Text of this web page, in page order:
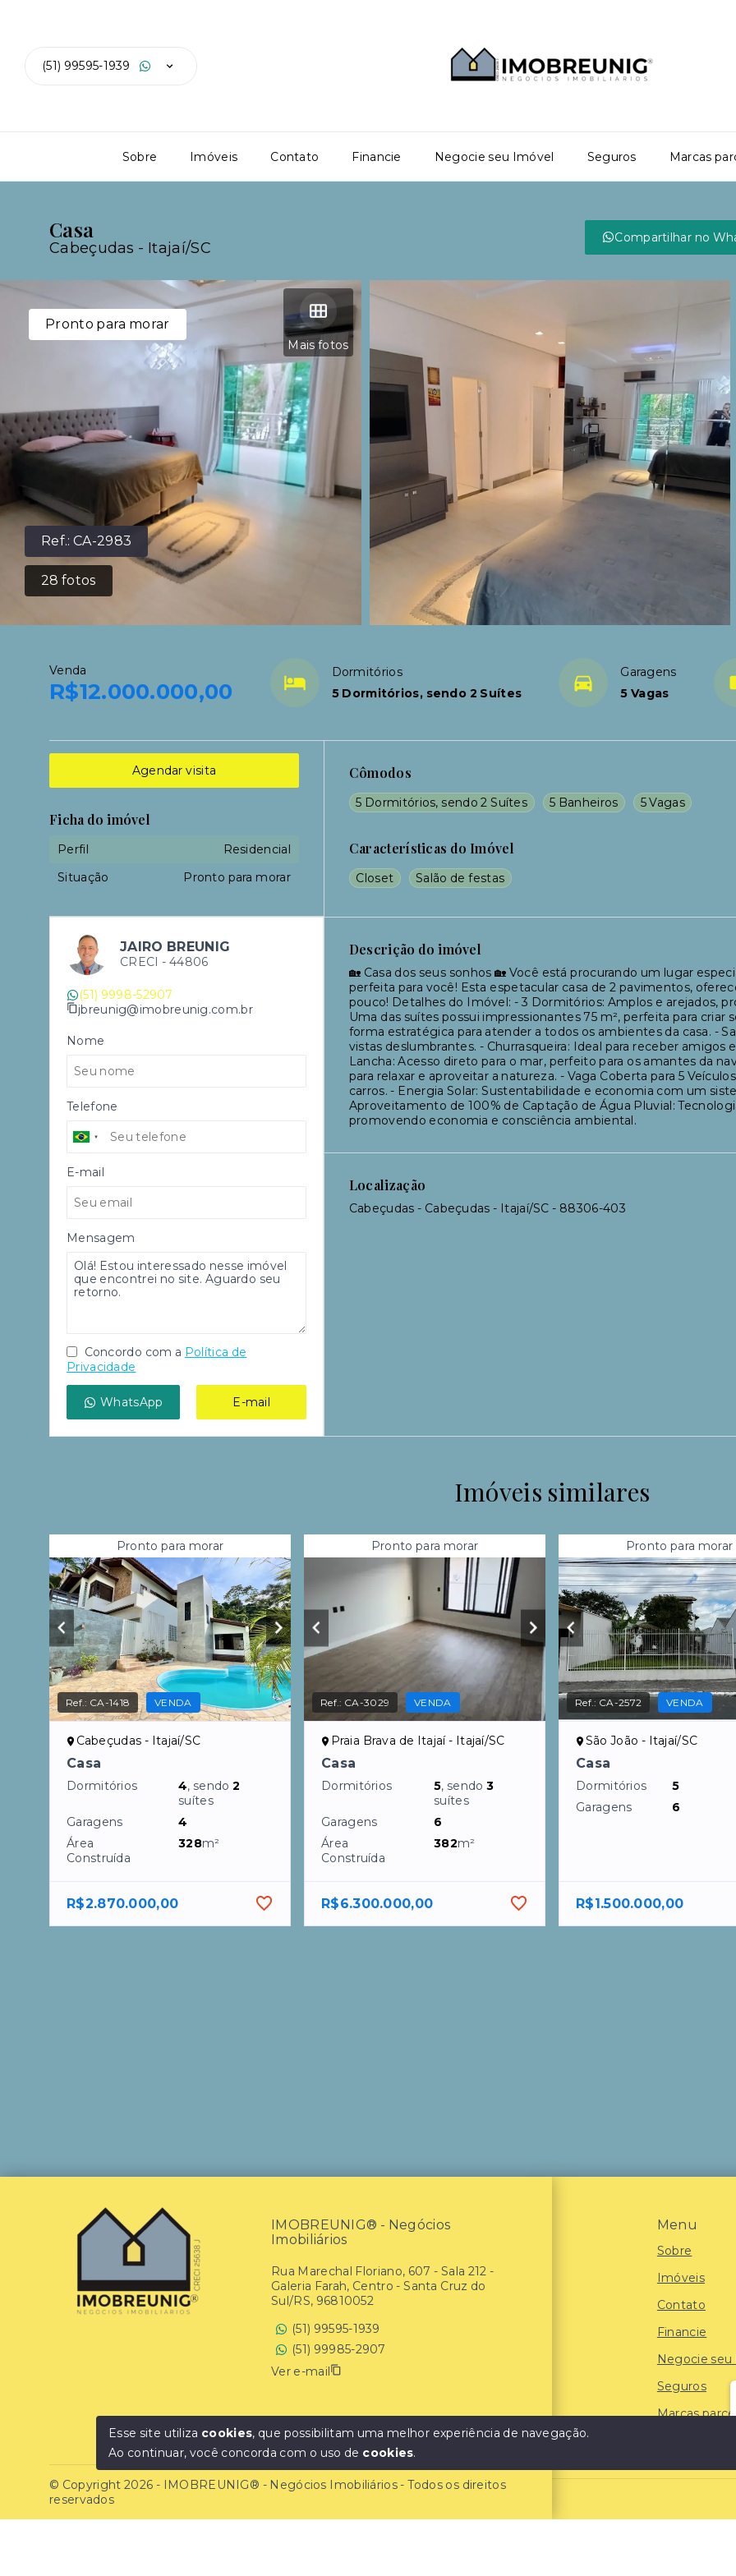
(51) 99595-1939
Sobre Imóveis Contato Financie Negocie seu Imóvel Seguros Marcas
Casa
Cabeçudas - Itajaí/SC
Compartilhar no
Ref.:CA-2983
28 fotos
Mais fotos
Pronto para morar
Venda
R$12.000.000,00
Dormitórios
5 Dormitórios, sendo 2 Suítes
Garagens
5 Vagas
Cômodos
5 Dormitórios, sendo 2 Suítes 5 Banheiros 5 Vagas
Características do Imóvel
Closet Salão de festas
Descrição do imóvel
🏡 Casa dos seus sonhos 🏡 Você está procurando um lugar
perfeita para você! Esta espetacular casa de 2 pavimentos,
pouco! Detalhes do Imóvel: - 3 Dormitórios: Amplos e arejados,
Uma das suítes possui impressionantes 75 m², perfeita para criar
forma estratégica para atender a todos os ambientes da casa. -
vistas deslumbrantes. - Churrasqueira: Ideal para receber
Lancha: Acesso direto para o mar, perfeito para os amantes da
para relaxar e aproveitar a natureza. - Vaga Coberta para 5
carros. - Energia Solar: Sustentabilidade e economia com um
Aproveitamento de 100% de Captação de Água Pluvial:
promovendo economia e consciência ambiental.
Localização
Cabeçudas - Cabeçudas - Itajaí/SC - 88306-403
Agendar visita
Ficha do imóvel
Perfil
Residencial
Situação
Pronto para morar
JAIRO BREUNIG
CRECI - 44806
(51) 9998-52907
jbreunig@imobreunig.com.br
Nome
Telefone
E-mail
Mensagem
Concordo com a Política de
Privacidade
WhatsApp E-mail
Imóveis similares
Pronto para morar
Ref.: CA-1418 VENDA
Cabeçudas - Itajaí/SC
Casa
Dormitórios 4, sendo2
suítes
Garagens
4
Área
Construída
328m²
R$2.870.000,00
Pronto para morar
Ref.: CA-3029 VENDA
Praia Brava de Itajaí - Itajaí/SC
Casa
Dormitórios 5, sendo3
suítes
Garagens
6
Área
Construída
382m²
R$6.300.000,00
Pronto para morar
Ref.: CA-2572 VENDA
São João - Itajaí/SC
Casa
Dormitórios
5
Garagens
6
R$1.500.000,00
Menu
Sobre
Imóveis
Contato
Financie
Negocie seu
Seguros
Marcas
IMOBREUNIG® - Negócios
Imobiliários
Rua Marechal Floriano, 607 - Sala 212 -
Galeria Farah, Centro - Santa Cruz do
Sul/RS, 96810052
(51) 99595-1939
(51) 99985-2907
Ver e-mail
© Copyright 2026 - IMOBREUNIG® - Negócios Imobiliários - Todos os direitos
reservados
Esse site utiliza cookies, que possibilitam uma melhor experiência de navegação.
Ao continuar, você concorda com o uso de cookies.